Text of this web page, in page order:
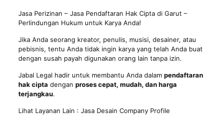
Jasa Perizinan – Jasa Pendaftaran Hak Cipta di Garut –
Perlindungan Hukum untuk Karya Anda!
Jika Anda seorang kreator, penulis, musisi, desainer, atau
pebisnis, tentu Anda tidak ingin karya yang telah Anda buat
dengan susah payah digunakan orang lain tanpa izin.
Jabal Legal hadir untuk membantu Anda dalam pendaftaran
hak cipta dengan proses cepat, mudah, dan harga
terjangkau.
Lihat Layanan Lain : Jasa Desain Company Profile